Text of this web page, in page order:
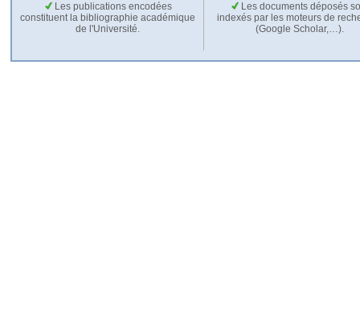
Les publications encodées
constituent la bibliographie académique
de l'Université.
Les documents déposés
indexés par les moteurs de
(Google Scholar,…).